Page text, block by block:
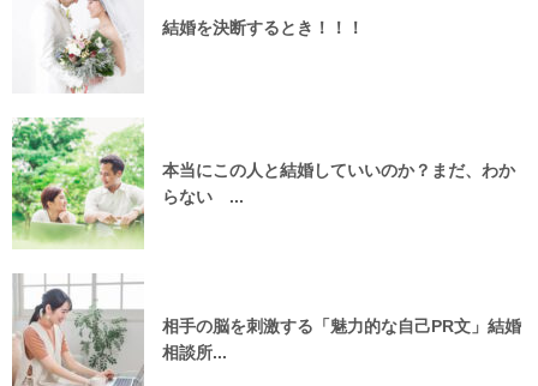
結婚を決断するとき！！！
本当にこの人と結婚していいのか？まだ、わか
らない ...
相手の脳を刺激する「魅力的な自己PR文」結婚
相談所...